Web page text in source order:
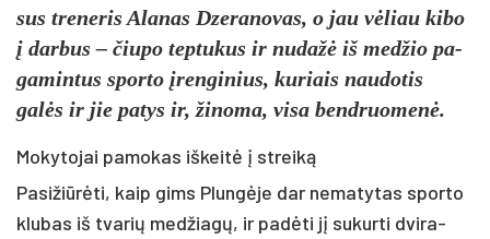
sus tre­ne­ris Ala­nas Dze­ra­no­vas, o jau vėliau ki­bo
į dar­bus – čiu­po tep­tu­kus ir nu­dažė iš med­žio pa­
ga­min­tus spor­to įren­gi­nius, ku­riais nau­do­tis
galės ir jie pa­tys ir, ži­no­ma, vi­sa bend­ruo­menė.
Mokytojai pamokas iškeitė į streiką
Pa­si­žiūrė­ti, kaip gims Plungė­je dar ne­ma­ty­tas spor­to
klu­bas iš tva­rių med­žiagų, ir pa­dėti jį su­kur­ti dvi­ra­